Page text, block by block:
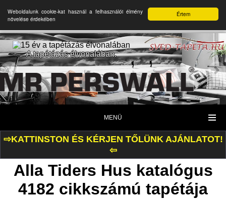
Értem
Weboldalunk cookie-kat használ a felhasználói élmény
növelése érdekében
A tapétázás élvonalában.
MENÜ
⇨KATTINSTON ÉS KÉRJEN TŐLÜNK AJÁNLATOT!
⇦
Alla Tiders Hus katalógus
4182 cikkszámú tapétája